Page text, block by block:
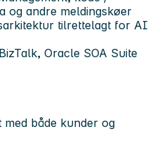
og andre meldingskøer
tilrettelagt for AI
Oracle SOA Suite
med både kunder og